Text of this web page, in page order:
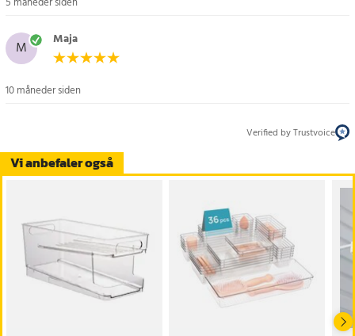
Vi anbefaler også
M Maja
10 måneder siden
Verified by Trustvoice